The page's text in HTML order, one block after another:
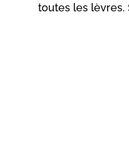
toutes les lèvres.